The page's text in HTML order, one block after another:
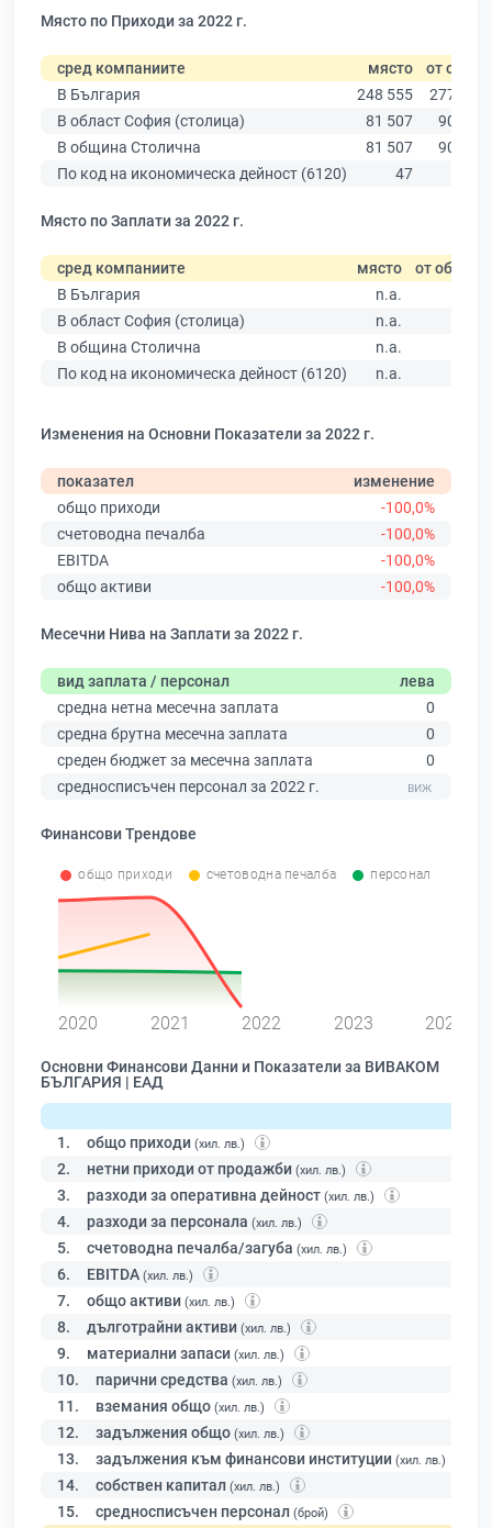
Място по Приходи за 2022 г.
сред компаниите място
от общо
В България
248 555
277 019
В област София (столица)
81 507
90 178
В община Столична
81 507
90 178
По код на икономическа дейност (6120)
47
Място по Заплати за 2022 г.
сред компаниите място от общо
В България
n.a.
В област София (столица)
n.a.
В община Столична
n.a.
По код на икономическа дейност (6120)
n.a.
Изменения на Основни Показатели за 2022 г.
показател
изменение
общо приходи
-100,0%
счетоводна печалба
-100,0%
EBITDA
-100,0%
общо активи
-100,0%
Месечни Нива на Заплати за 2022 г.
вид заплата / персонал
лева
средна нетна месечна заплата
0
средна брутна месечна заплата
0
среден бюджет за месечна заплата
0
средносписъчен персонал за 2022 г.
Финансови Трендове
общо приходи счетоводна печалба персонал
2020 2021 2022 2023 2024
Основни Финансови Данни и Показатели за ВИВАКОМ
БЪЛГАРИЯ | ЕАД
1. общо приходи (хил. лв.)
2. нетни приходи от продажби (хил. лв.)
3. разходи за оперативна дейност (хил. лв.)
4. разходи за персонала (хил. лв.)
5. счетоводна печалба/загуба (хил. лв.)
6. EBITDA (хил. лв.)
7. общо активи (хил. лв.)
8. дълготрайни активи (хил. лв.)
9. материални запаси (хил. лв.)
10. парични средства (хил. лв.)
11. вземания общо (хил. лв.)
12. задължения общо (хил. лв.)
13. задължения към финансови институции (хил. лв.)
14. собствен капитал (хил. лв.)
15. средносписъчен персонал (брой)